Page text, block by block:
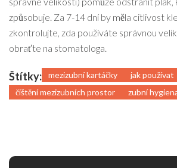
způsobuje. Za 7-14 dní by měla citlivost
zkontrolujte, zda používáte správnou
obraťte na stomatologa.
Štítky: mezizubní kartáčky
jak používat
čištění mezizubních prostor
zubní